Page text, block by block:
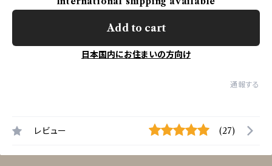
Add to cart
日本国内にお住まいの方向け
通報する
レビュー (27)